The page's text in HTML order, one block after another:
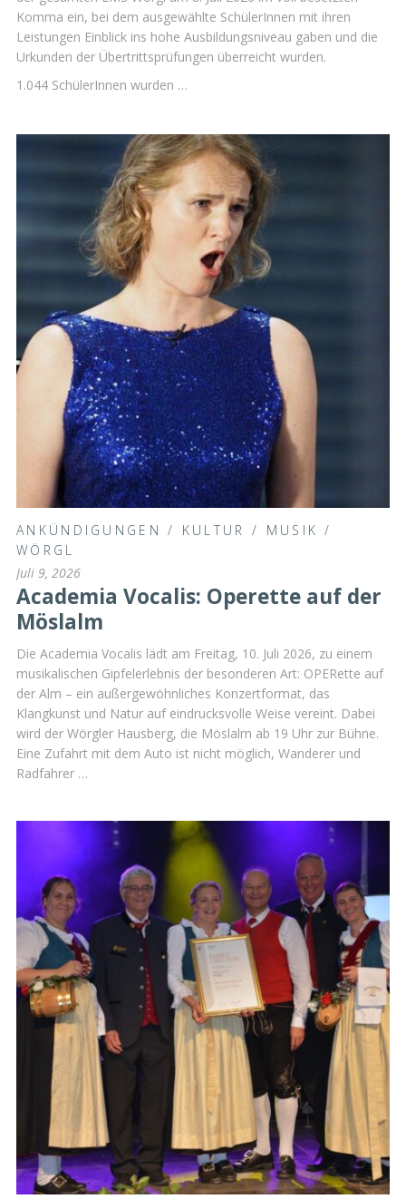
Komma ein, bei dem ausgewählte SchülerInnen mit ihren
Leistungen Einblick ins hohe Ausbildungsniveau gaben und die
Urkunden der Übertrittsprüfungen überreicht wurden.
1.044 SchülerInnen wurden …
ANKÜNDIGUNGEN / KULTUR / MUSIK /
WÖRGL
Juli 9, 2026
Academia Vocalis: Operette auf der
Möslalm
Die Academia Vocalis lädt am Freitag, 10. Juli 2026, zu einem
musikalischen Gipfelerlebnis der besonderen Art: OPERette auf
der Alm – ein außergewöhnliches Konzertformat, das
Klangkunst und Natur auf eindrucksvolle Weise vereint. Dabei
wird der Wörgler Hausberg, die Möslalm ab 19 Uhr zur Bühne.
Eine Zufahrt mit dem Auto ist nicht möglich, Wanderer und
Radfahrer …